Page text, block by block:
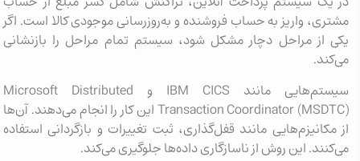
مشتری، واریز به حساب فروشنده و به‌روزرسانی موجودی کالا است. اگر
یکی از مراحل دچار مشکل شود، سیستم تمام مراحل را بازنشانی
می‌کند.
سیستم‌هایی مانند IBM CICS و Microsoft Distributed
Transaction Coordinator (MSDTC) این کار را انجام می‌دهند. آن‌ها
از مکانیزم‌هایی مانند قفل‌گذاری، ثبت تغییرات و بازگردانی استفاده
می‌کنند. این روش از ناسازگاری داده‌ها جلوگیری می‌کند.